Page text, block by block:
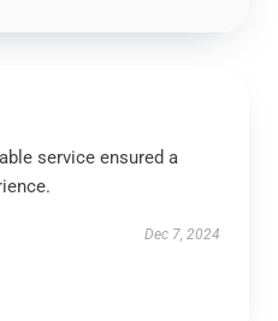
service ensured a
Dec 7, 2024